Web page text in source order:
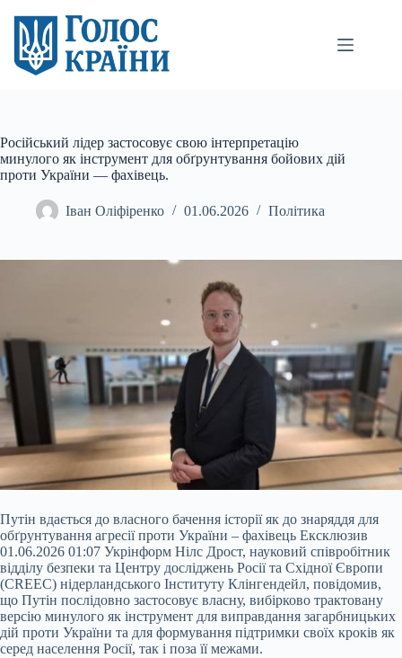
вмісту
Російський лідер застосовує свою інтерпретацію
минулого як інструмент для обґрунтування бойових дій
проти України — фахівець.
Іван Оліфіренко 01.06.2026 Політика
Путін вдається до власного бачення історії як до знаряддя для
обґрунтування агресії проти України – фахівець Ексклюзив
01.06.2026 01:07 Укрінформ Нілс Дрост, науковий співробітник
відділу безпеки та Центру досліджень Росії та Східної Європи
(CREEC) нідерландського Інституту Клінгендейл, повідомив,
що Путін послідовно застосовує власну, вибірково трактовану
версію минулого як інструмент для виправдання загарбницьких
дій проти України та для формування підтримки своїх кроків як
серед населення Росії, так і поза її межами.